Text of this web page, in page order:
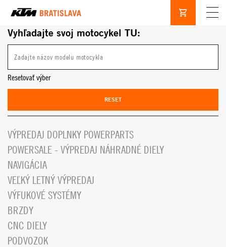
Vyhľadajte svoj motocykel TU:
Resetovať výber
RESET
VÝPREDAJ DOPLNKY POWERPARTS
POWERSALE - VÝPREDAJ NÁHRADNÉ DIELY
NAVIGÁCIA
VEĽKÝ LETNÝ VÝPREDAJ
VÝFUKOVÉ SYSTÉMY
BRZDY
CNC DIELY
PODVOZOK